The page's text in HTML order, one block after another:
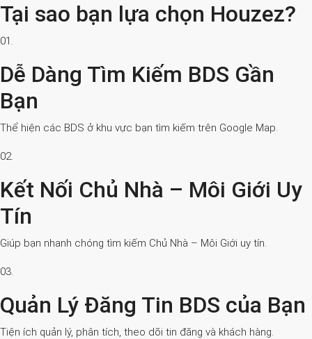
Tại sao bạn lựa chọn Houzez?
01.
Dễ Dàng Tìm Kiếm BDS Gần
Bạn
Thể hiện các BDS ở khu vực bạn tìm kiếm trên Google Map.
02.
Kết Nối Chủ Nhà – Môi Giới Uy
Tín
Giúp bạn nhanh chóng tìm kiếm Chủ Nhà – Môi Giới uy tín.
03.
Quản Lý Đăng Tin BDS của Bạn
Tiện ích quản lý, phân tích, theo dõi tin đăng và khách hàng.